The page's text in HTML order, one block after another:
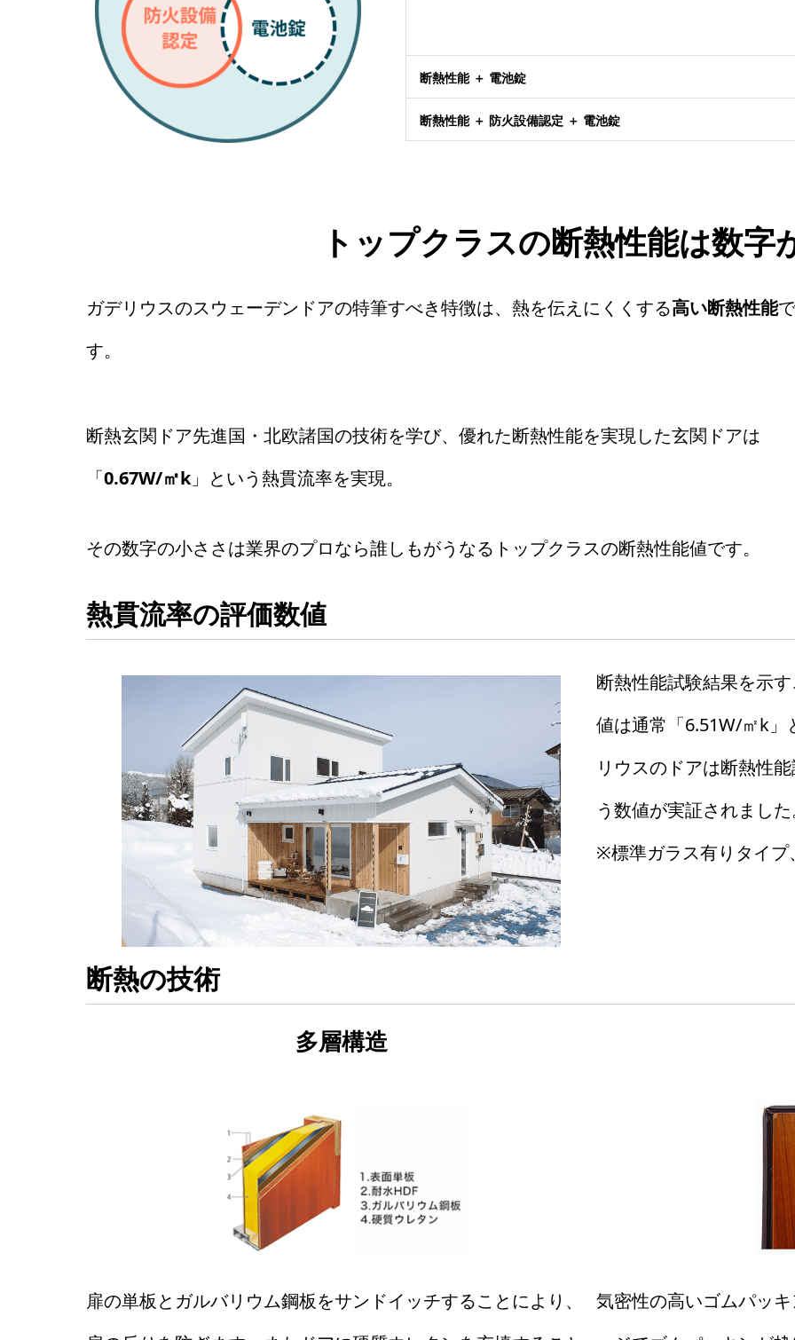
断熱性能 ＋ 電池錠
断熱性能 ＋ 防火設備認定 ＋ 電池錠
トップクラスの断熱性能は数字
ガデリウスのスウェーデンドアの特筆すべき特徴は、熱を伝えにくくする高い断熱性能で
す。
断熱玄関ドア先進国・北欧諸国の技術を学び、優れた断熱性能を実現した玄関ドアは
「0.67W/㎡k」という熱貫流率を実現。
その数字の小ささは業界のプロなら誰しもがうなるトップクラスの断熱性能値です。
熱貫流率の評価数値
断熱性能試験結果を示
値は通常「6.51W/㎡k」
リウスのドアは断熱性
う数値が実証されまし
※標準ガラス有りタイ
断熱の技術
多層構造
扉の単板とガルバリウム鋼板をサンドイッチすることにより、
気密性の高いゴムパッ